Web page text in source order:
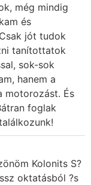
még mindig
és
jót tudok
tanítottatok
sok-sok
hanem a
motorozást. És
foglak
Kolonits S?
oktatásból ?s